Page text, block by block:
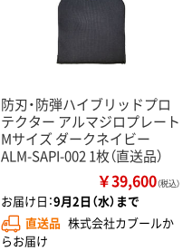
防刃・防弾ハイブリッドプロ
テクター アルマジロプレート
Mサイズ ダークネイビー
ALM-SAPI-002 1枚（直送品）
￥39,600（税込）
お届け日：9月2日（水）まで
直送品 株式会社カブールか
らお届け